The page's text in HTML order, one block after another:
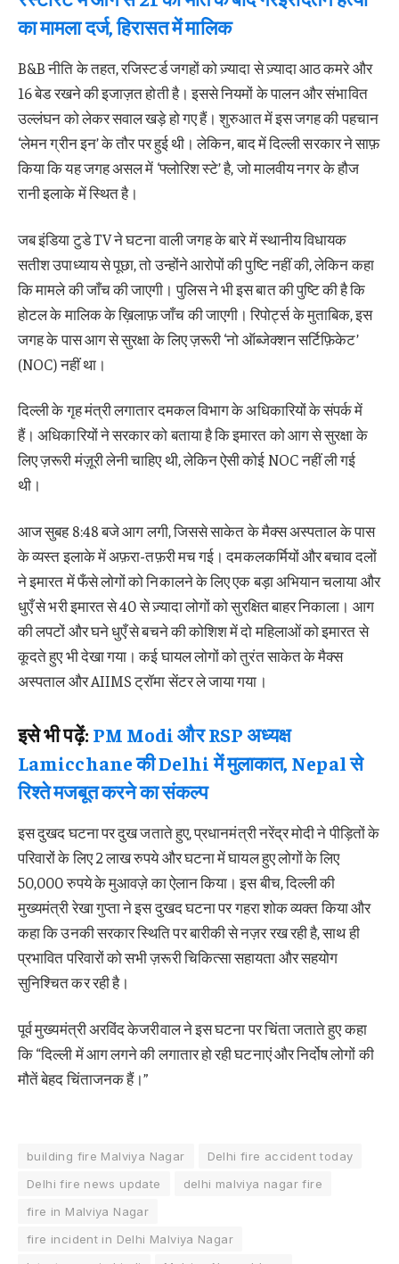
का मामला दर्ज, हिरासत में मालिक
B&B नीति के तहत, रजिस्टर्ड जगहों को ज़्यादा से ज़्यादा आठ कमरे और
16 बेड रखने की इजाज़त होती है। इससे नियमों के पालन और संभावित
उल्लंघन को लेकर सवाल खड़े हो गए हैं।शुरुआत में इस जगह की पहचान
‘लेमन ग्रीन इन’ के तौर पर हुई थी। लेकिन, बाद में दिल्ली सरकार ने साफ़
किया कि यह जगह असल में ‘फ्लोरिश स्टे’ है, जो मालवीय नगर के हौज
रानी इलाके में स्थित है।
जब इंडिया टुडे TV ने घटना वाली जगह के बारे में स्थानीय विधायक
सतीश उपाध्याय से पूछा, तो उन्होंने आरोपों की पुष्टि नहीं की, लेकिन कहा
कि मामले की जाँच की जाएगी।पुलिस ने भी इस बात की पुष्टि की है कि
होटल के मालिक के ख़िलाफ़ जाँच की जाएगी।रिपोर्ट्स के मुताबिक, इस
जगह के पास आग से सुरक्षा के लिए ज़रूरी ‘नो ऑब्जेक्शन सर्टिफ़िकेट’
(NOC) नहीं था।
दिल्ली के गृह मंत्री लगातार दमकल विभाग के अधिकारियों के संपर्क में
हैं। अधिकारियों ने सरकार को बताया है कि इमारत को आग से सुरक्षा के
लिए ज़रूरी मंज़ूरी लेनी चाहिए थी, लेकिन ऐसी कोई NOC नहीं ली गई
थी।
आज सुबह 8:48 बजे आग लगी, जिससे साकेत के मैक्स अस्पताल के पास
के व्यस्त इलाके में अफ़रा-तफ़री मच गई। दमकलकर्मियों और बचाव दलों
ने इमारत में फँसे लोगों को निकालने के लिए एक बड़ा अभियान चलाया और
धुएँ से भरी इमारत से 40 से ज़्यादा लोगों को सुरक्षित बाहर निकाला। आग
की लपटों और घने धुएँ से बचने की कोशिश में दो महिलाओं को इमारत से
कूदते हुए भी देखा गया। कई घायल लोगों को तुरंत साकेत के मैक्स
अस्पताल और AIIMS ट्रॉमा सेंटर ले जाया गया।
इसे भी पढ़ें: PM Modi और RSP अध्यक्ष
Lamicchane की Delhi में मुलाकात, Nepal से
रिश्ते मजबूत करने का संकल्प
इस दुखद घटना पर दुख जताते हुए, प्रधानमंत्री नरेंद्र मोदी ने पीड़ितों के
परिवारों के लिए 2 लाख रुपये और घटना में घायल हुए लोगों के लिए
50,000 रुपये के मुआवज़े का ऐलान किया। इस बीच, दिल्ली की
मुख्यमंत्री रेखा गुप्ता ने इस दुखद घटना पर गहरा शोक व्यक्त किया और
कहा कि उनकी सरकार स्थिति पर बारीकी से नज़र रख रही है, साथ ही
प्रभावित परिवारों को सभी ज़रूरी चिकित्सा सहायता और सहयोग
सुनिश्चित कर रही है।
पूर्व मुख्यमंत्री अरविंद केजरीवाल ने इस घटना पर चिंता जताते हुए कहा
कि “दिल्ली में आग लगने की लगातार हो रही घटनाएं और निर्दोष लोगों की
मौतें बेहद चिंताजनक हैं।”
building fire Malviya Nagar
Delhi fire accident today
Delhi fire news update
delhi malviya nagar fire
fire in Malviya Nagar
fire incident in Delhi Malviya Nagar